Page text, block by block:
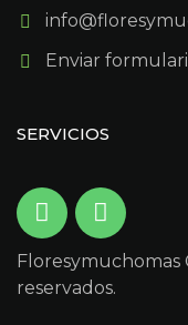
Enviar
SERVICIOS
Floresymuchomas
reservados.